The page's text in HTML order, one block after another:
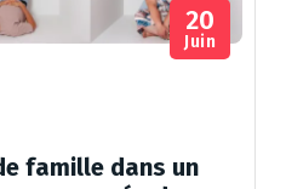
20
Juin
famille dans un